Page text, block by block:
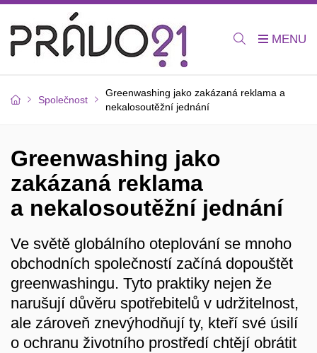
Společnost
Greenwashing jako zakázaná reklama a
nekalosoutěžní jednání
Greenwashing jako
zakázaná reklama
a nekalosoutěžní jednání
Ve světě globálního oteplování se mnoho
obchodních společností začíná dopouštět
greenwashingu. Tyto praktiky nejen že
narušují důvěru spotřebitelů v udržitelnost,
ale zároveň znevýhodňují ty, kteří své úsilí
o ochranu životního prostředí chtějí obrátit